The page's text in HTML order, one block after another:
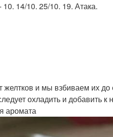
14/10. 25/10. 19. Атака.
и мы взбиваем их
охладить и
аромата